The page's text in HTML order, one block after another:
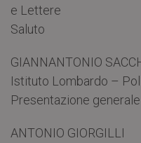
e Lettere
Saluto
GIANNANTONIO
Istituto Lombardo –
Presentazione generale
ANTONIO GIORGILLI